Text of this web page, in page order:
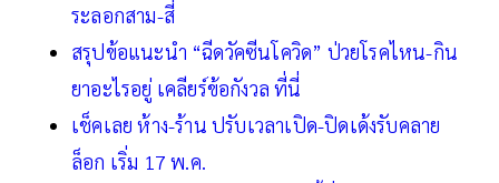
ระลอกสาม-สี่
สรุปข้อแนะนำ “ฉีดวัคซีนโควิด” ป่วยโรคไหน-กิน
ยาอะไรอยู่ เคลียร์ข้อกังวล ที่นี่
เช็คเลย ห้าง-ร้าน ปรับเวลาเปิด-ปิดเด้งรับคลาย
ล็อก เริ่ม 17 พ.ค.